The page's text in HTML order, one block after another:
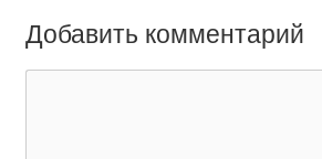
Добавить комментарий